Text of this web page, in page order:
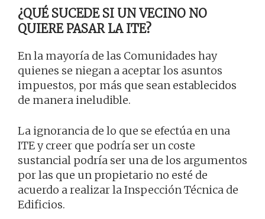
¿QUÉ SUCEDE SI UN VECINO NO
QUIERE PASAR LA ITE?
En la mayoría de las Comunidades hay
quienes se niegan a aceptar los asuntos
impuestos, por más que sean establecidos
de manera ineludible.
La ignorancia de lo que se efectúa en una
ITE y creer que podría ser un coste
sustancial podría ser una de los argumentos
por las que un propietario no esté de
acuerdo a realizar la Inspección Técnica de
Edificios.